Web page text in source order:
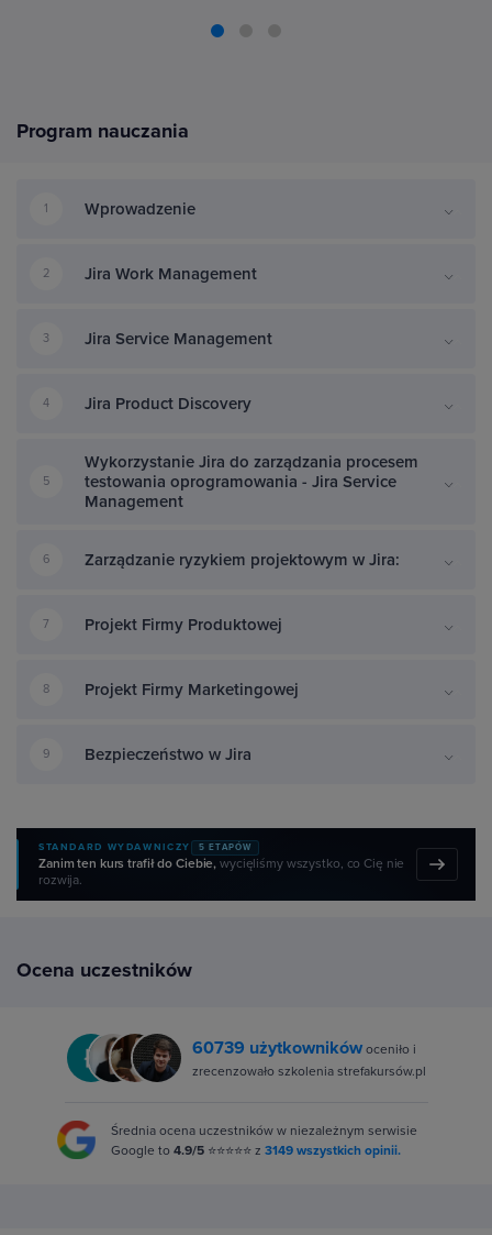
Program nauczania
1 Wprowadzenie
2 Jira Work Management
3 Jira Service Management
4 Jira Product Discovery
5
Wykorzystanie Jira do zarządzania procesem
testowania oprogramowania - Jira Service
Management
6 Zarządzanie ryzykiem projektowym w Jira:
7 Projekt Firmy Produktowej
8 Projekt Firmy Marketingowej
9 Bezpieczeństwo w Jira
STANDARD WYDAWNICZY 5 ETAPÓW
Zanim ten kurs trafił do Ciebie,wycięliśmy wszystko, co Cię nie
rozwija.
Ocena uczestników
60739 użytkownikówoceniło i
zrecenzowało szkolenia strefakursów.pl
Średnia ocena uczestników w niezależnym serwisie
Google to 4.9/5 ⭐⭐⭐⭐⭐ z 3149 wszystkich opinii.